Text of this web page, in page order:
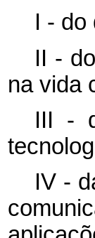
I - do
II -
na vida
III -
IV -